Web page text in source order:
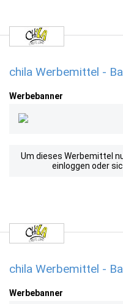
chila Werbemittel -
Werbebanner
Um dieses Werbemittel
einloggen oder
chila Werbemittel -
Werbebanner